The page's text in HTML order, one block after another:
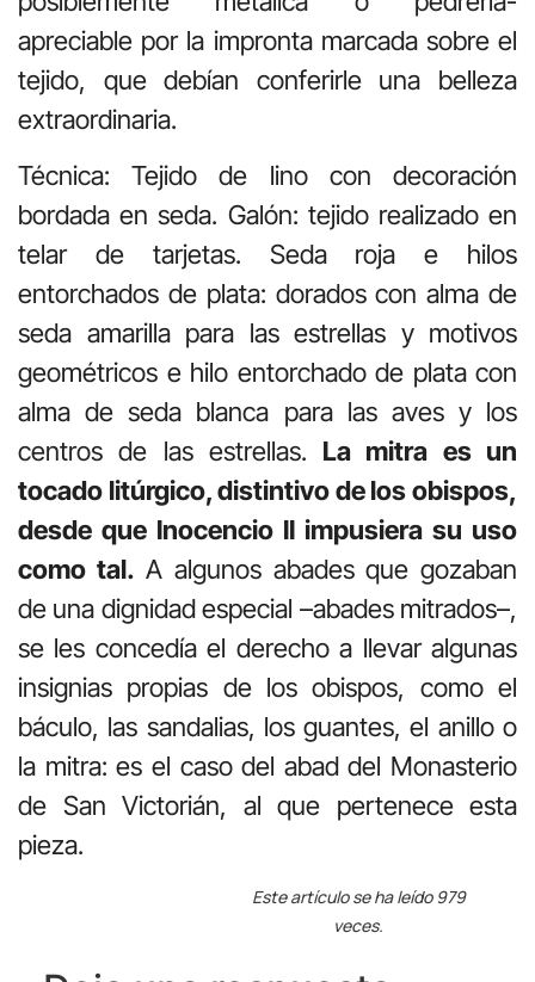
apreciable por la impronta marcada sobre el
tejido, que debían conferirle una belleza
extraordinaria.
Técnica: Tejido de lino con decoración
bordada en seda. Galón: tejido realizado en
telar de tarjetas. Seda roja e hilos
entorchados de plata: dorados con alma de
seda amarilla para las estrellas y motivos
geométricos e hilo entorchado de plata con
alma de seda blanca para las aves y los
centros de las estrellas. La mitra es un
tocado litúrgico, distintivo de los obispos,
desde que Inocencio II impusiera su uso
como tal. A algunos abades que gozaban
de una dignidad especial –abades mitrados–,
se les concedía el derecho a llevar algunas
insignias propias de los obispos, como el
báculo, las sandalias, los guantes, el anillo o
la mitra: es el caso del abad del Monasterio
de San Victorián, al que pertenece esta
pieza.
Este artículo se ha leído 979
veces.